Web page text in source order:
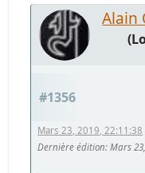
Alain
#1356
Mars 23, 2019, 22:11:38
Dernière édition: Mars